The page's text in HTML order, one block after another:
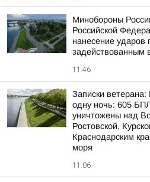
Минобороны
Российской
нанесение ударов
задействованным
11:46
Записки ветерана:
одну ночь: 605
уничтожены над
Ростовской,
Краснодарским
моря
11:06